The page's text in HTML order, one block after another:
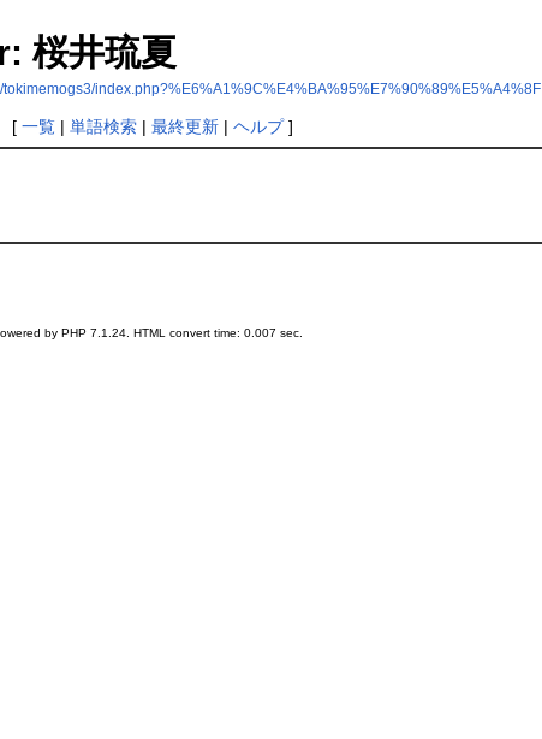
桜井琉夏
tokimemogs3/index.php?%E6%A1%9C%E4%BA%95%E7%90%89%E5%A4%8F
[ 一覧| 単語検索| 最終更新| ヘルプ]
by PHP 7.1.24. HTML convert time: 0.007 sec.